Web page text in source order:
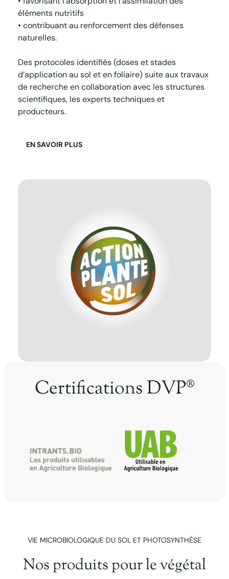
éléments nutritifs
• contribuant au renforcement des défenses
naturelles.
Des protocoles identifiés (doses et stades
d’application au sol et en foliaire) suite aux travaux
de recherche en collaboration avec les structures
scientifiques, les experts techniques et
producteurs.
EN SAVOIR PLUS
Certifications DVP®
VIE MICROBIOLOGIQUE DU SOL ET PHOTOSYNTHÈSE
Nos produits pour le végétal